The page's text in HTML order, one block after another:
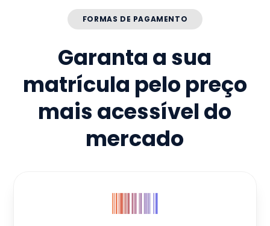
FORMAS DE PAGAMENTO
Garanta a sua
matrícula pelo preço
mais acessível do
mercado